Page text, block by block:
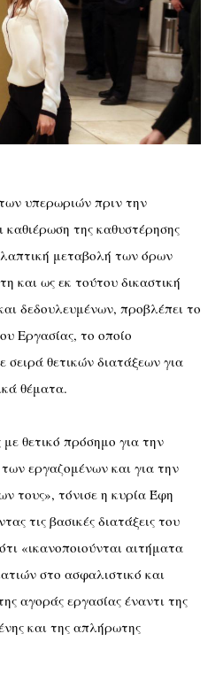
υπερωριών πριν την
της καθυστέρησης
μεταβολή των όρων
και ως εκ τούτου δικαστική
δεδουλευμένων, προβλέπει το
Εργασίας, το οποίο
θετικών διατάξεων για
θέματα.
με θετικό πρόσημο για την
εργαζομένων και για την
τους», τόνισε η κυρία Έφη
τις βασικές διατάξεις του
«ικανοποιούνται αιτήματα
στο ασφαλιστικό και
αγοράς εργασίας έναντι της
και της απλήρωτης